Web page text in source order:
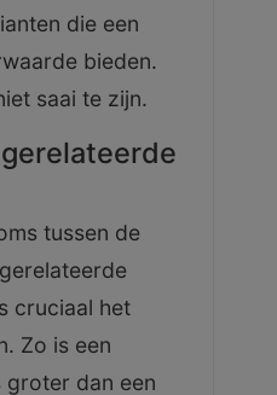
die een
bieden.
saai te zijn.
tussen de
cruciaal het
Zo is een
groter dan een